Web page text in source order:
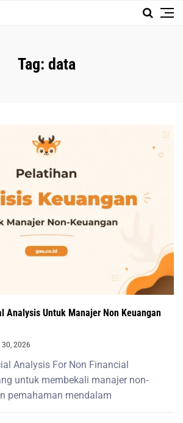
Tag: data
Analysis Untuk Manajer Non Keuangan
2026
Analysis For Non Financial
untuk membekali manajer non-
pemahaman mendalam